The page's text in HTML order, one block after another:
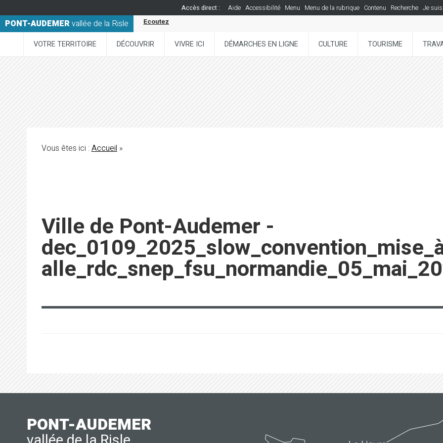
Accès direct : Aide Accessibilité Menu Menu de la rubrique Contenu Recherche Je suis
PONT-AUDEMERvallée de la Risle Ecoutez
VOTRE TERRITOIRE DÉCOUVRIR VIVRE ICI DÉMARCHES EN LIGNE CULTURE TOURISME
Vous êtes ici :Accueil»
Ville de Pont-Audemer -
PONT-AUDEMER